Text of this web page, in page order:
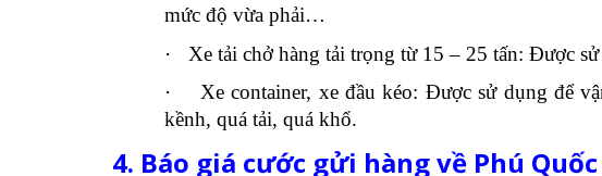
mức độ vừa phải…
·
Xe tải chở hàng tải trọng từ 15 – 25 tấn: Được
·
Xe container, xe đầu kéo: Được sử dụng để
kềnh, quá tải, quá khổ.
4. Báo giá cước gửi hàng về Phú